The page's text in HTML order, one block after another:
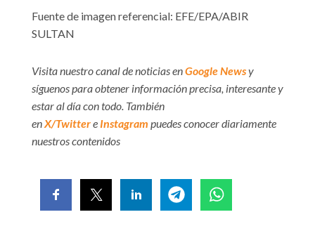
Fuente de imagen referencial: EFE/EPA/ABIR
SULTAN
Visita nuestro canal de noticias enGoogle Newsy
síguenos para obtener información precisa, interesante y
estar al día con todo. También
enX/Twittere Instagram puedes conocer diariamente
nuestros contenidos